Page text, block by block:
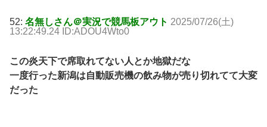
52: 名無しさん＠実況で競馬板アウト 2025/07/26(土)
13:22:49.24 ID:ADOU4Wto0
この炎天下で席取れてない人とか地獄だな
一度行った新潟は自動販売機の飲み物が売り切れてて大変
だった